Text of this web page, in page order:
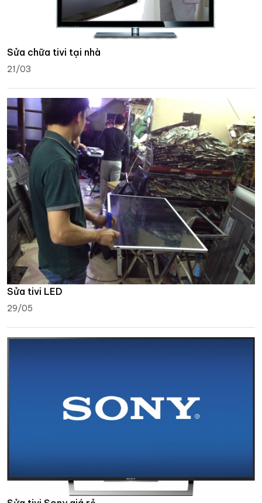
Sửa chữa tivi tại nhà
21/03
Sửa tivi LED
29/05